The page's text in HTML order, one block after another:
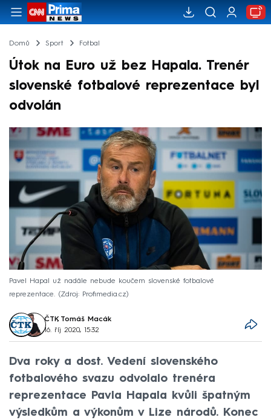
Domů Sport Fotbal
Útok na Euro už bez Hapala. Trenér
slovenské fotbalové reprezentace byl
odvolán
Pavel Hapal už nadále nebude koučem slovenské fotbalové
reprezentace.
Zdroj: Profimedia.cz
ČTK, Tomáš Macák
16. říj 2020, 15:32
Dva roky a dost. Vedení slovenského
fotbalového svazu odvolalo trenéra
reprezentace Pavla Hapala kvůli špatným
výsledkům a výkonům v Lize národů. Konec